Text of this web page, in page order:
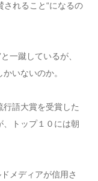
されること“になるの
一蹴しているが、
いないのか。
語大賞を受賞した
、トップ１０には朝
メディアが信用さ